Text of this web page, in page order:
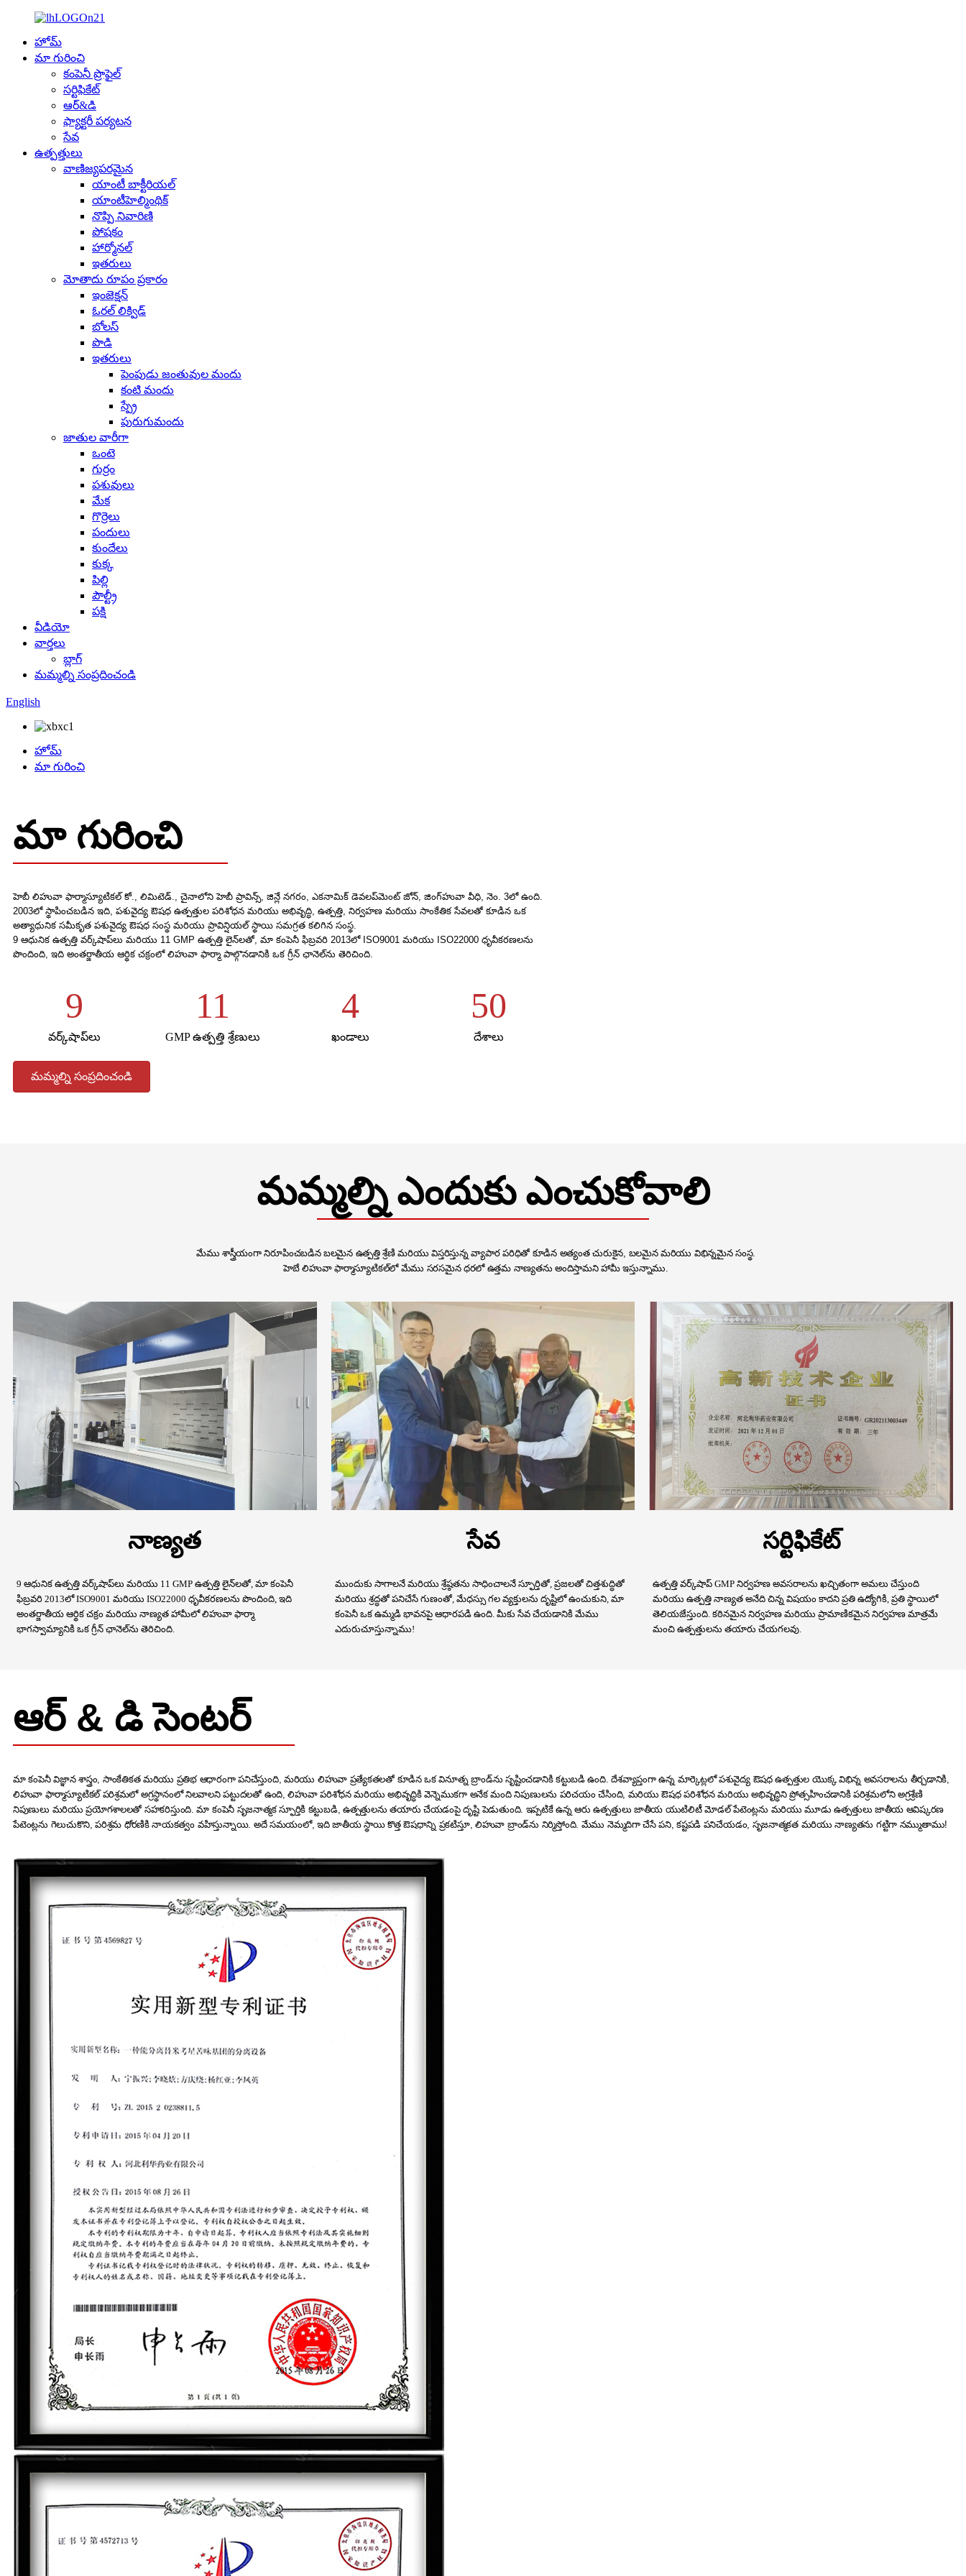
హోమ్
మా గురించి
కంపెనీ ప్రొఫైల్
సర్టిఫికేట్
ఆర్&డి
ఫ్యాక్టరీ పర్యటన
సేవ
ఉత్పత్తులు
వాణిజ్యపరమైన
యాంటీ బాక్టీరియల్
యాంటీహెల్మింథిక్
నొప్పి నివారిణి
పోషకం
హార్మోనల్
ఇతరులు
మోతాదు రూపం ప్రకారం
ఇంజెక్షన్
ఓరల్ లిక్విడ్
బోలస్
పొడి
ఇతరులు
పెంపుడు జంతువుల మందు
కంటి మందు
స్ప్రే
పురుగుమందు
జాతుల వారీగా
ఒంటె
గుర్రం
పశువులు
మేక
గొర్రెలు
పందులు
కుందేలు
కుక్క
పిల్లి
పౌల్ట్రీ
పక్షి
వీడియో
వార్తలు
బ్లాగ్
మమ్మల్ని సంప్రదించండి
English
హోమ్
మా గురించి
మా గురించి
హెబీ లిహువా ఫార్మాస్యూటికల్ కో., లిమిటెడ్., చైనాలోని హెబీ ప్రావిన్స్, జిన్లే నగరం, ఎకనామిక్ డెవలప్‌మెంట్ జోన్, జింగ్‌హువా వీధి, నెం. 3లో ఉంది.
2003లో స్థాపించబడిన ఇది, పశువైద్య ఔషధ ఉత్పత్తుల పరిశోధన మరియు అభివృద్ధి, ఉత్పత్తి, నిర్వహణ మరియు సాంకేతిక సేవలతో కూడిన ఒక
అత్యాధునిక సమీకృత పశువైద్య ఔషధ సంస్థ మరియు ప్రావిన్షియల్ స్థాయి సమగ్రత కలిగిన సంస్థ.
9 ఆధునిక ఉత్పత్తి వర్క్‌షాప్‌లు మరియు 11 GMP ఉత్పత్తి లైన్‌లతో, మా కంపెనీ ఫిబ్రవరి 2013లో ISO9001 మరియు ISO22000 ధృవీకరణలను
పొందింది, ఇది అంతర్జాతీయ ఆర్థిక చక్రంలో లిహువా ఫార్మా పాల్గొనడానికి ఒక గ్రీన్ ఛానెల్‌ను తెరిచింది.
9
వర్క్‌షాప్‌లు
11
GMP ఉత్పత్తి శ్రేణులు
4
ఖండాలు
50
దేశాలు
మమ్మల్ని సంప్రదించండి
మమ్మల్ని ఎందుకు ఎంచుకోవాలి
మేము శాస్త్రీయంగా నిరూపించబడిన బలమైన ఉత్పత్తి శ్రేణి మరియు విస్తరిస్తున్న వ్యాపార పరిధితో కూడిన అత్యంత చురుకైన, బలమైన మరియు విభిన్నమైన సంస్థ.
హెబే లిహువా ఫార్మాస్యూటికల్‌లో మేము సరసమైన ధరలో ఉత్తమ నాణ్యతను అందిస్తామని హామీ ఇస్తున్నాము.
నాణ్యత
9 ఆధునిక ఉత్పత్తి వర్క్‌షాప్‌లు మరియు 11 GMP ఉత్పత్తి లైన్‌లతో, మా కంపెనీ
ఫిబ్రవరి 2013లో ISO9001 మరియు ISO22000 ధృవీకరణలను పొందింది, ఇది
అంతర్జాతీయ ఆర్థిక చక్రం మరియు నాణ్యత హామీలో లిహువా ఫార్మా
భాగస్వామ్యానికి ఒక గ్రీన్ ఛానెల్‌ను తెరిచింది.
సేవ
ముందుకు సాగాలనే మరియు శ్రేష్ఠతను సాధించాలనే స్ఫూర్తితో, ప్రజలతో చిత్తశుద్ధితో
మరియు శ్రద్ధతో పనిచేసే గుణంతో, మేధస్సు గల వ్యక్తులను దృష్టిలో ఉంచుకుని, మా
కంపెనీ ఒక ఉమ్మడి భావనపై ఆధారపడి ఉంది. మీకు సేవ చేయడానికి మేము
ఎదురుచూస్తున్నాము!
సర్టిఫికేట్
ఉత్పత్తి వర్క్‌షాప్ GMP నిర్వహణ అవసరాలను ఖచ్చితంగా అమలు చేస్తుంది
మరియు ఉత్పత్తి నాణ్యత అనేది చిన్న విషయం కాదని ప్రతి ఉద్యోగికి, ప్రతి స్థాయిలో
తెలియజేస్తుంది. కఠినమైన నిర్వహణ మరియు ప్రామాణికమైన నిర్వహణ మాత్రమే
మంచి ఉత్పత్తులను తయారు చేయగలవు.
ఆర్ & డి సెంటర్
మా కంపెనీ విజ్ఞాన శాస్త్రం, సాంకేతికత మరియు ప్రతిభ ఆధారంగా పనిచేస్తుంది, మరియు లిహువా ప్రత్యేకతలతో కూడిన ఒక వినూత్న బ్రాండ్‌ను సృష్టించడానికి కట్టుబడి ఉంది. దేశవ్యాప్తంగా ఉన్న మార్కెట్లలో పశువైద్య ఔషధ ఉత్పత్తుల యొక్క విభిన్న అవసరాలను తీర్చడానికి,
లిహువా ఫార్మాస్యూటికల్ పరిశ్రమలో అగ్రస్థానంలో నిలవాలని పట్టుదలతో ఉంది, లిహువా పరిశోధన మరియు అభివృద్ధికి వెన్నెముకగా అనేక మంది నిపుణులను పరిచయం చేసింది, మరియు ఔషధ పరిశోధన మరియు అభివృద్ధిని ప్రోత్సహించడానికి పరిశ్రమలోని అగ్రశ్రేణి
నిపుణులు మరియు ప్రయోగశాలలతో సహకరిస్తుంది. మా కంపెనీ సృజనాత్మక స్ఫూర్తికి కట్టుబడి, ఉత్పత్తులను తయారు చేయడంపై దృష్టి పెడుతుంది. ఇప్పటికే ఉన్న ఆరు ఉత్పత్తులు జాతీయ యుటిలిటీ మోడల్ పేటెంట్లను మరియు మూడు ఉత్పత్తులు జాతీయ ఆవిష్కరణ
పేటెంట్లను గెలుచుకొని, పరిశ్రమ ధోరణికి నాయకత్వం వహిస్తున్నాయి. అదే సమయంలో, ఇది జాతీయ స్థాయి కొత్త ఔషధాన్ని ప్రకటిస్తూ, లిహువా బ్రాండ్‌ను నిర్మిస్తోంది. మేము నెమ్మదిగా చేసే పని, కష్టపడి పనిచేయడం, సృజనాత్మకత మరియు నాణ్యతను గట్టిగా నమ్ముతాము!